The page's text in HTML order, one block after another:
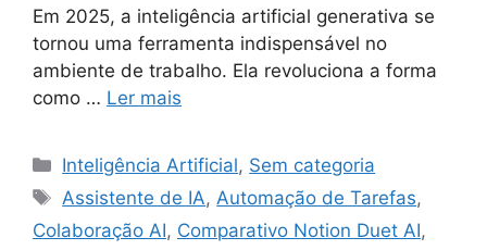
Em 2025, a inteligência artificial generativa se
tornou uma ferramenta indispensável no
ambiente de trabalho. Ela revoluciona a forma
como … Ler mais
Categorias
Inteligência Artificial, Sem categoria
Tags
Assistente de IA,Automação de Tarefas,
Colaboração AI, Comparativo Notion Duet AI,